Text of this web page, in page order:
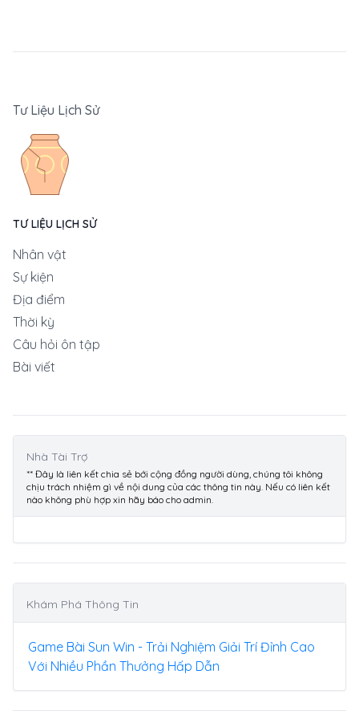
Tư Liệu Lịch Sử
TƯ LIỆU LỊCH SỬ
Nhân vật
Sự kiện
Địa điểm
Thời kỳ
Câu hỏi ôn tập
Bài viết
Nhà Tài Trợ
** Đây là liên kết chia sẻ bới cộng đồng người dùng, chúng tôi không
chịu trách nhiệm gì về nội dung của các thông tin này. Nếu có liên kết
nào không phù hợp xin hãy báo cho admin.
Khám Phá Thông Tin
Game Bài Sun Win - Trải Nghiệm Giải Trí Đỉnh Cao
Với Nhiều Phần Thưởng Hấp Dẫn